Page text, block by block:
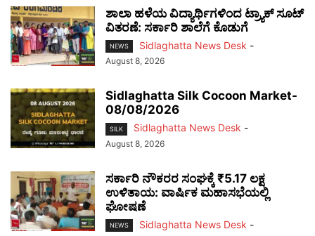
ಶಾಲಾ ಹಳೆಯ ವಿದ್ಯಾರ್ಥಿಗಳಿಂದ ಟ್ರ್ಯಾಕ್‌ ಸೂಟ್
ವಿತರಣೆ: ಸರ್ಕಾರಿ ಶಾಲೆಗೆ ಕೊಡುಗೆ
NEWS Sidlaghatta News Desk -
August 8, 2026
Sidlaghatta Silk Cocoon Market-
08/08/2026
SILK Sidlaghatta News Desk -
August 8, 2026
ಸರ್ಕಾರಿ ನೌಕರರ ಸಂಘಕ್ಕೆ ₹5.17 ಲಕ್ಷ
ಉಳಿತಾಯ: ವಾರ್ಷಿಕ ಮಹಾಸಭೆಯಲ್ಲಿ
ಘೋಷಣೆ
NEWS Sidlaghatta News Desk -